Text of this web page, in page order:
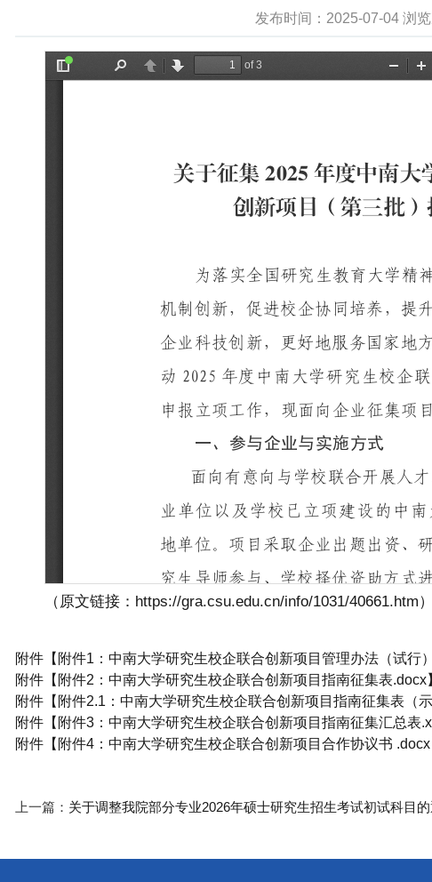
发布时间：2025-07-04 浏览
（原文链接：https://gra.csu.edu.cn/info/1031/40661.htm）
附件【 附件1：中南大学研究生校企联合创新项目管理办法（试行
附件【 附件2：中南大学研究生校企联合创新项目指南征集表.docx
附件【 附件2.1：中南大学研究生校企联合创新项目指南征集表（
附件【 附件3：中南大学研究生校企联合创新项目指南征集汇总表
附件【 附件4：中南大学研究生校企联合创新项目合作协议书 .docx
上一篇： 关于调整我院部分专业2026年硕士研究生招生考试初试科目